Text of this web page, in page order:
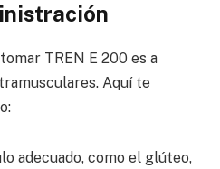
TREN E 200 es a
Aquí te
adecuado, como el glúteo,